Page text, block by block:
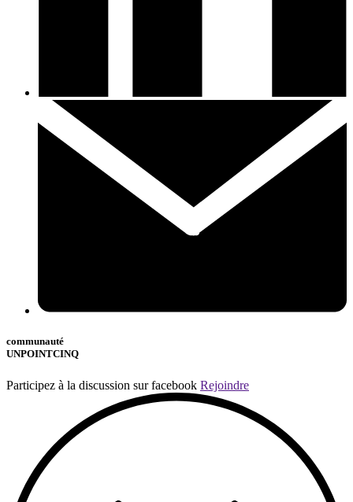
communauté
UNPOINTCINQ
Participez à la discussion sur facebook Rejoindre